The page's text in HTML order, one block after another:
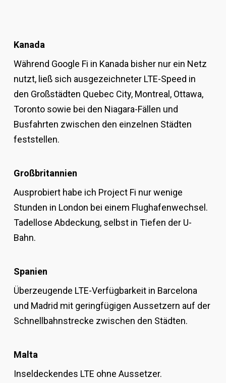
Kanada
Während Google Fi in Kanada bisher nur ein Netz
nutzt, ließ sich ausgezeichneter LTE-Speed in
den Großstädten Quebec City, Montreal, Ottawa,
Toronto sowie bei den Niagara-Fällen und
Busfahrten zwischen den einzelnen Städten
feststellen.
Großbritannien
Ausprobiert habe ich Project Fi nur wenige
Stunden in London bei einem Flughafenwechsel.
Tadellose Abdeckung, selbst in Tiefen der U-
Bahn.
Spanien
Überzeugende LTE-Verfügbarkeit in Barcelona
und Madrid mit geringfügigen Aussetzern auf der
Schnellbahnstrecke zwischen den Städten.
Malta
Inseldeckendes LTE ohne Aussetzer.